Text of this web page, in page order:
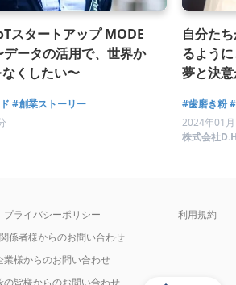
スタートアップ MODE
ータの活用で、世界か
くしたい〜
#創業ストーリー
自分た
るよう
夢と決
#歯磨き粉
2024年01
株式会社
プライバシーポリシー
利用規約
係者様からのお問い合わせ
業様からのお問い合わせ